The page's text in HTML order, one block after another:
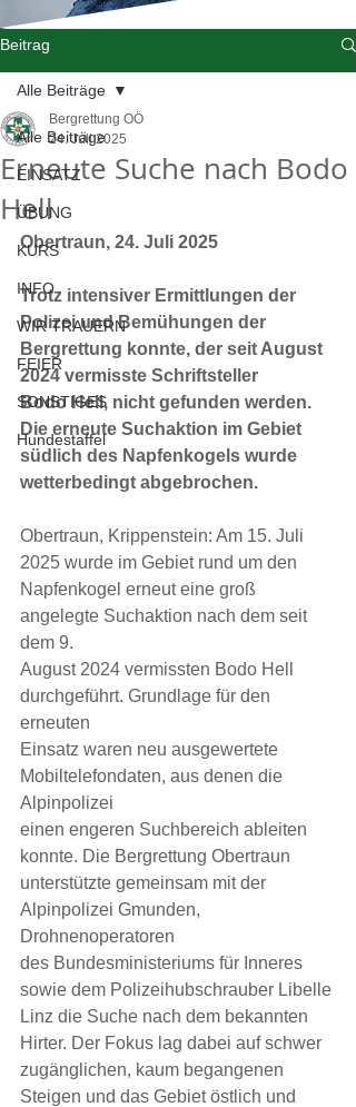
Beitrag
Alle Beiträge
EINSATZ
ÜBUNG
KURS
INFO
WIR TRAUERN
FEIER
SONSTIGES
Hundestaffel
Alle Beiträge
Erneute Suche nach Bodo
Hell
Bergrettung OÖ
24. Juli 2025
Obertraun, 24. Juli 2025
Trotz intensiver Ermittlungen der
Polizei und Bemühungen der
Bergrettung konnte, der seit August
2024 vermisste Schriftsteller
Bodo Hell, nicht gefunden werden.
Die erneute Suchaktion im Gebiet
südlich des Napfenkogels wurde
wetterbedingt abgebrochen.
Obertraun, Krippenstein: Am 15. Juli
2025 wurde im Gebiet rund um den
Napfenkogel erneut eine groß
angelegte Suchaktion nach dem seit
dem 9.
August 2024 vermissten Bodo Hell
durchgeführt. Grundlage für den
erneuten
Einsatz waren neu ausgewertete
Mobiltelefondaten, aus denen die
Alpinpolizei
einen engeren Suchbereich ableiten
konnte. Die Bergrettung Obertraun
unterstützte gemeinsam mit der
Alpinpolizei Gmunden,
Drohnenoperatoren
des Bundesministeriums für Inneres
sowie dem Polizeihubschrauber Libelle
Linz die Suche nach dem bekannten
Hirter. Der Fokus lag dabei auf schwer
zugänglichen, kaum begangenen
Steigen und das Gebiet östlich und